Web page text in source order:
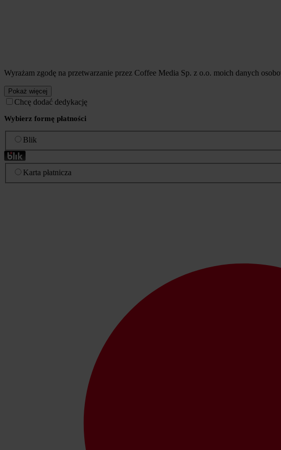
Wyrażam zgodę na przetwarzanie przez Coffee Media Sp. z o.o. moich danych
Pokaż więcej
Chcę dodać dedykację
Wybierz formę płatności
Blik
Karta płatnicza